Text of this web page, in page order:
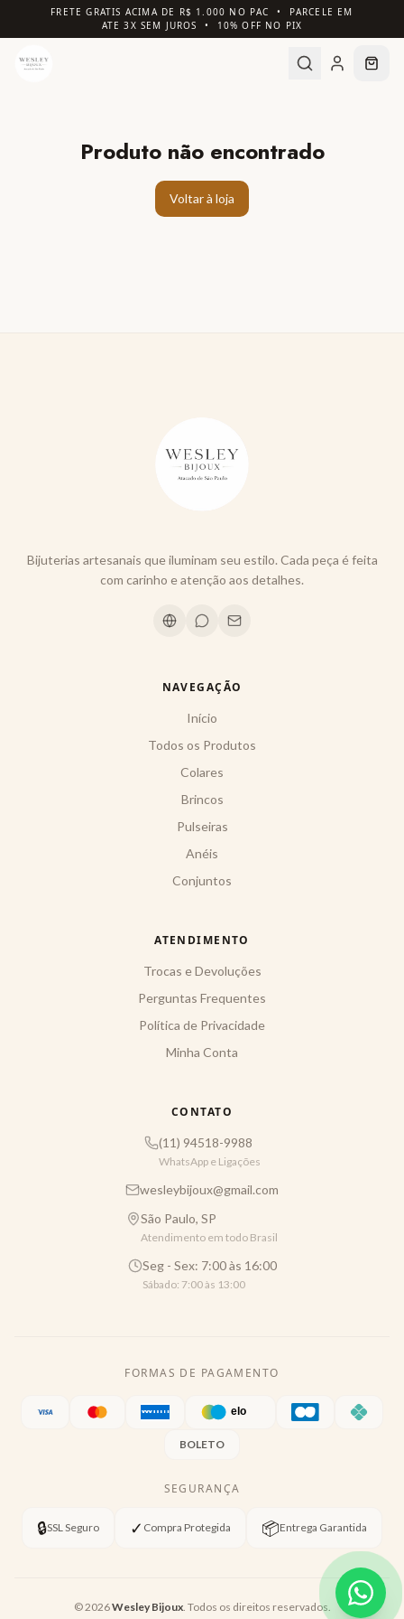
FRETE GRATIS ACIMA DE R$ 1.000 NO PAC • PARCELE EM
ATE 3X SEM JUROS • 10% OFF NO PIX
Produto não encontrado
Voltar à loja
Bijuterias artesanais que iluminam seu estilo. Cada peça é feita
com carinho e atenção aos detalhes.
NAVEGAÇÃO
Início
Todos os Produtos
Colares
Brincos
Pulseiras
Anéis
Conjuntos
ATENDIMENTO
Trocas e Devoluções
Perguntas Frequentes
Política de Privacidade
Minha Conta
CONTATO
(11) 94518-9988
WhatsApp e Ligações
wesleybijoux@gmail.com
São Paulo, SP
Atendimento em todo Brasil
Seg - Sex: 7:00 às 16:00
Sábado: 7:00 às 13:00
FORMAS DE PAGAMENTO
BOLETO
SEGURANÇA
🔒SSL Seguro ✓ Compra Protegida 📦Entrega Garantida
©2026Wesley Bijoux. Todos os direitos reservados.